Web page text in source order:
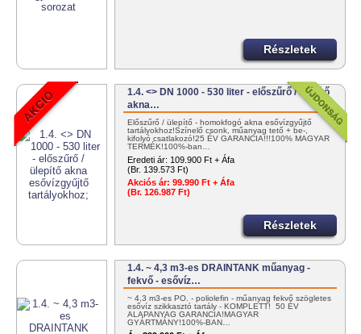
Részletek
1.4. <> DN 1000 - 530 liter - előszűrő / ülepítő
akna…
Előszűrő / ülepítő - homokfogó akna esővízgyűjtő
tartályokhoz!Színelő csonk, műanyag tető + be-,
kifolyó csatlakozó!25 ÉV GARANCIA!!!100% MAGYAR
TERMÉK!100%-ban…
Eredeti ár: 109.900 Ft + Áfa
(Br. 139.573 Ft)
Akciós ár: 99.990 Ft + Áfa
(Br. 126.987 Ft)
Részletek
1.4. ~ 4,3 m3-es DRAINTANK műanyag -
fekvő - esővíz…
~ 4,3 m3-es PO. - poliolefin - műanyag fekvő szögletes
esővíz szikkasztó tartály - KOMPLETT! 50 ÉV
ALAPANYAG GARANCIA!MAGYAR
GYÁRTMÁNY!100%-BAN…